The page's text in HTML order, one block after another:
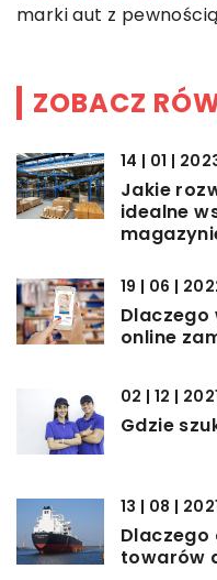
marki aut z
ZOBACZ
14 | 01 |
Jakie
idealne
19 | 06 |
online
02 | 12 |
Gdzie
13 | 08 |
Dlaczego
towarów